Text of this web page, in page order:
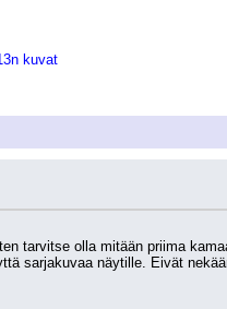
kuvat
tarvitse olla mitään priima
sarjakuvaa näytille. Eivät